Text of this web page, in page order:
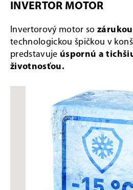
INVERTOR MOTOR
Invertorový motor so
technologickou špičkou v
predstavuje úspornú a
životnosťou.